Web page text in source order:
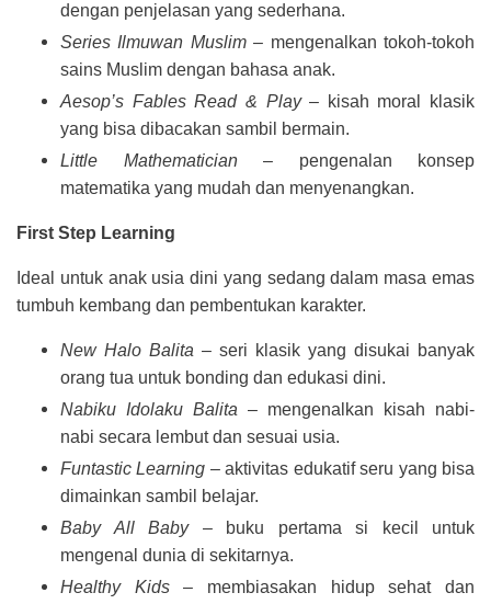
dengan penjelasan yang sederhana.
Series Ilmuwan Muslim– mengenalkan tokoh-tokoh
sains Muslim dengan bahasa anak.
Aesop’s Fables Read & Play– kisah moral klasik
yang bisa dibacakan sambil bermain.
Little Mathematician– pengenalan konsep
matematika yang mudah dan menyenangkan.
First Step Learning
Ideal untuk anak usia dini yang sedang dalam masa emas
tumbuh kembang dan pembentukan karakter.
New Halo Balita – seri klasik yang disukai banyak
orang tua untuk bonding dan edukasi dini.
Nabiku Idolaku Balita – mengenalkan kisah nabi-
nabi secara lembut dan sesuai usia.
Funtastic Learning – aktivitas edukatif seru yang bisa
dimainkan sambil belajar.
Baby All Baby– buku pertama si kecil untuk
mengenal dunia di sekitarnya.
Healthy Kids– membiasakan hidup sehat dan